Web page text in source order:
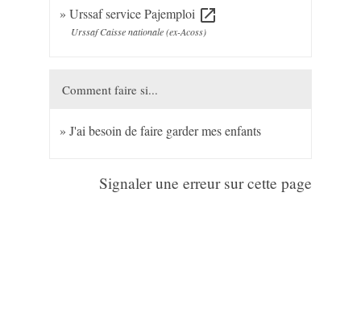
Urssaf service Pajemploi open_in_new
Urssaf Caisse nationale (ex-Acoss)
Comment faire si...
J'ai besoin de faire garder mes enfants
Signaler une erreur sur cette page